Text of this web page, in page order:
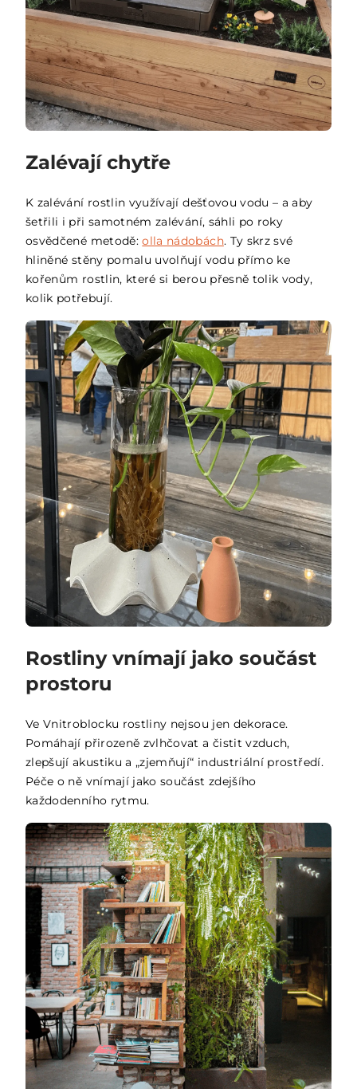
Zalévají chytře
K zalévání rostlin využívají dešťovou vodu – a aby
šetřili i při samotném zalévání, sáhli po roky
osvědčené metodě:olla nádobách. Ty skrz své
hliněné stěny pomalu uvolňují vodu přímo ke
kořenům rostlin, které si berou přesně tolik vody,
kolik potřebují.
Rostliny vnímají jako součást
prostoru
Ve Vnitroblocku rostliny nejsou jen dekorace.
Pomáhají přirozeně zvlhčovat a čistit vzduch,
zlepšují akustiku a „zjemňují“ industriální prostředí.
Péče o ně vnímají jako součást zdejšího
každodenního rytmu.